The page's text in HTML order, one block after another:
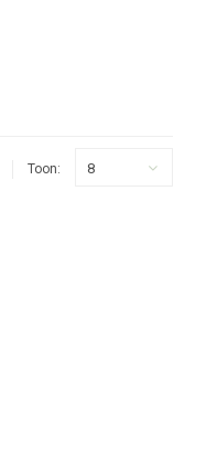
Toon: 8